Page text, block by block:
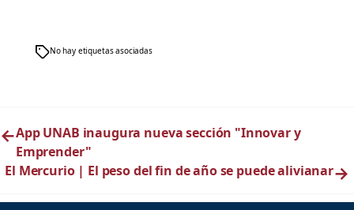
No hay etiquetas asociadas
←App UNAB inaugura nueva sección "Innovar y
Emprender"
El Mercurio | El peso del fin de año se puede alivianar→